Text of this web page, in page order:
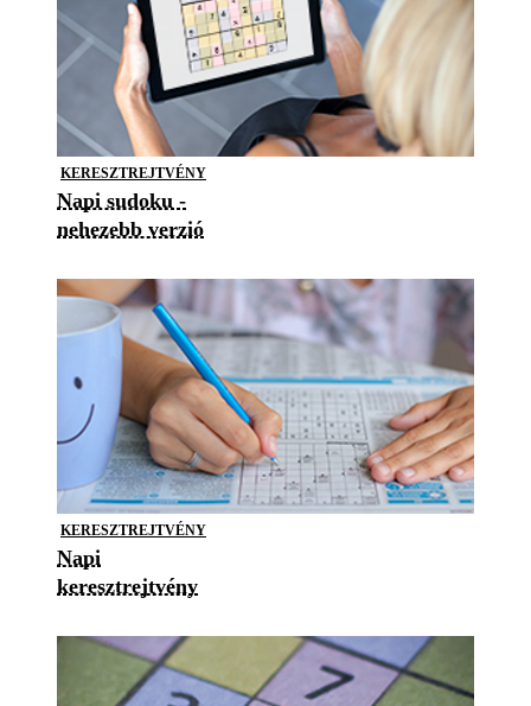
KERESZTREJTVÉNY
Napi sudoku -
nehezebb verzió
KERESZTREJTVÉNY
Napi
keresztrejtvény